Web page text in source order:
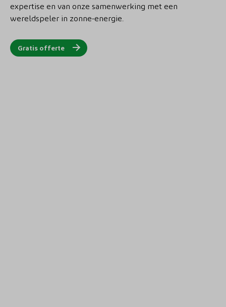
expertise en van onze samenwerking met een
wereldspeler in zonne-energie.
Gratis offerte